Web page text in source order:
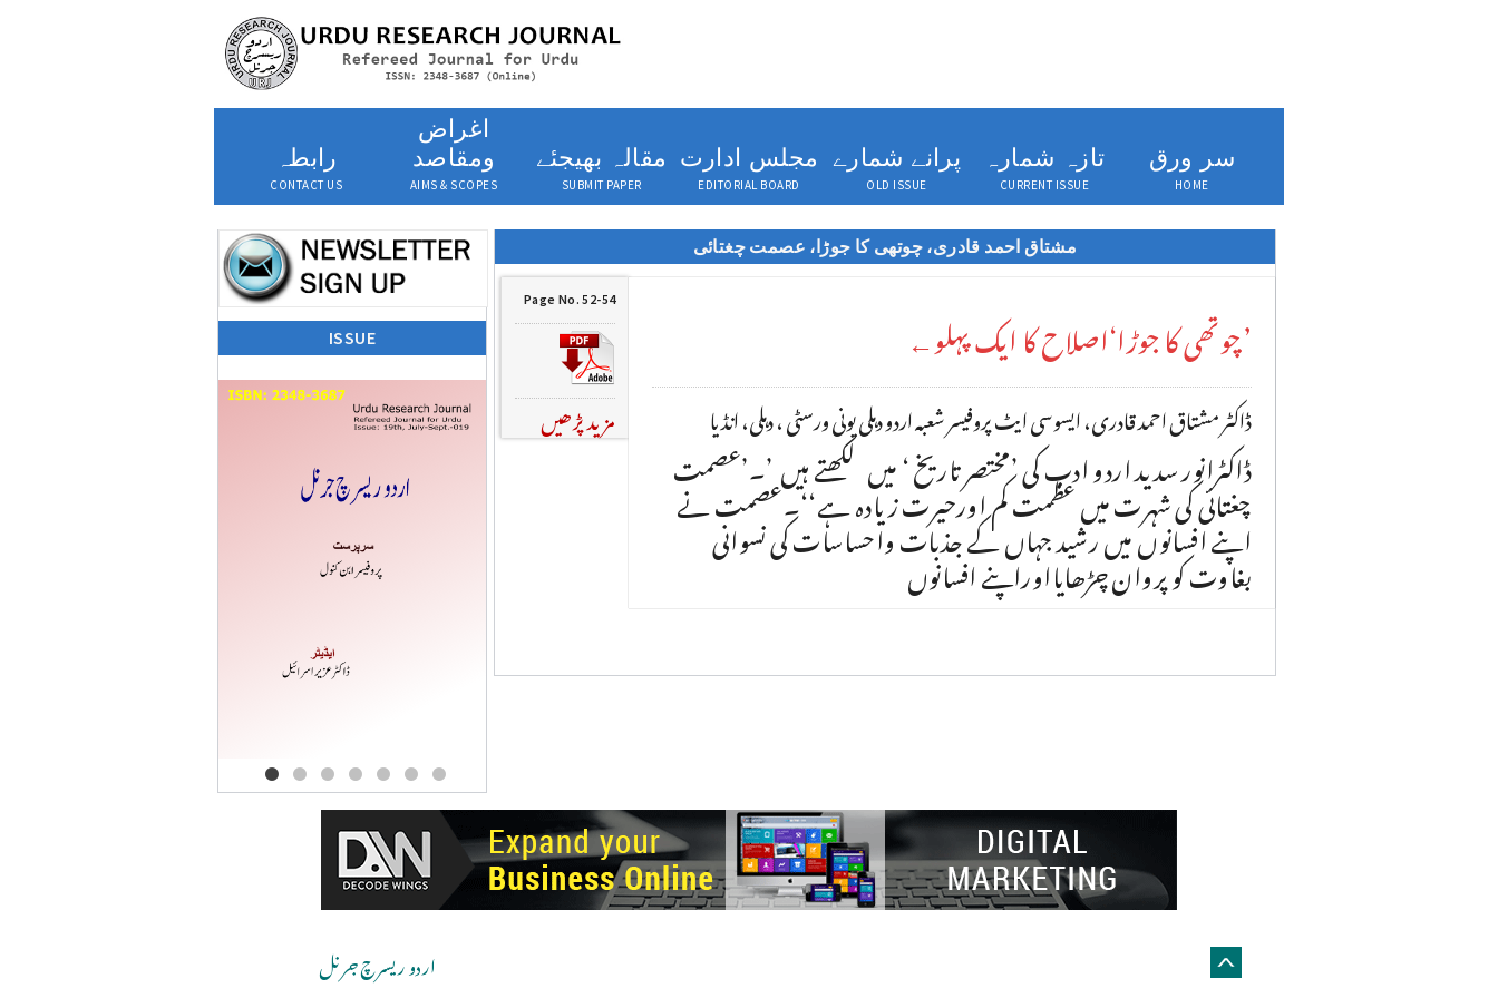
رابطہ
CONTACT US
اغراض
ومقاصد
AIMS & SCOPES
مقالہ بھیجئے
SUBMIT PAPER
مجلس ادارت
EDITORIAL BOARD
پرانے شمارے
OLD ISSUE
تازہ شمارہ
CURRENT ISSUE
سر ورق
HOME
ISSUE
مشتاق احمد قادری، چوتھی کا جوڑا، عصمت چغتائی
’چوتھی کا جوڑا‘اصلاح کا ایک پہلو←
ڈاکٹر مشتاق احمد قادری، ایسوسی ایٹ پروفیسر شعبہ اردو دہلی یونی ورسٹی ، دہلی، انڈیا
ڈاکٹرانور سدید اردو ادب کی ’مختصر تاریخ ‘ میں لکھتے ہیں ’۔’عصمت
چغتائی کی شہرت میں عظمت کم اورحیرت زیادہ ہے‘‘۔عصمت نے
اپنے افسانوں میں رشید جہاں کے جذبات واحساسات کی نسوانی
بغاوت کو پروان چڑھایااوراپنے افسانوں
Page No. 52-54
مزید پڑھیں
اردو ریسرچ جرنل